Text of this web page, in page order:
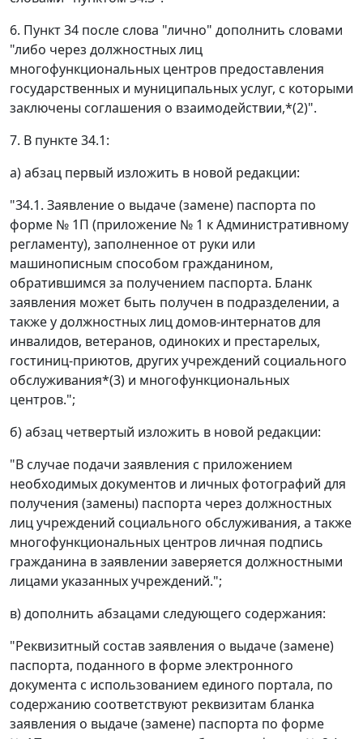
6. Пункт 34 после слова "лично" дополнить словами
"либо через должностных лиц
многофункциональных центров предоставления
государственных и муниципальных услуг, с которыми
заключены соглашения о взаимодействии,*(2)".
7. В пункте 34.1:
а) абзац первый изложить в новой редакции:
"34.1. Заявление о выдаче (замене) паспорта по
форме № 1П (приложение № 1 к Административному
регламенту), заполненное от руки или
машинописным способом гражданином,
обратившимся за получением паспорта. Бланк
заявления может быть получен в подразделении, а
также у должностных лиц домов-интернатов для
инвалидов, ветеранов, одиноких и престарелых,
гостиниц-приютов, других учреждений социального
обслуживания*(3) и многофункциональных
центров.";
б) абзац четвертый изложить в новой редакции:
"В случае подачи заявления с приложением
необходимых документов и личных фотографий для
получения (замены) паспорта через должностных
лиц учреждений социального обслуживания, а также
многофункциональных центров личная подпись
гражданина в заявлении заверяется должностными
лицами указанных учреждений.";
в) дополнить абзацами следующего содержания:
"Реквизитный состав заявления о выдаче (замене)
паспорта, поданного в форме электронного
документа с использованием единого портала, по
содержанию соответствуют реквизитам бланка
заявления о выдаче (замене) паспорта по форме